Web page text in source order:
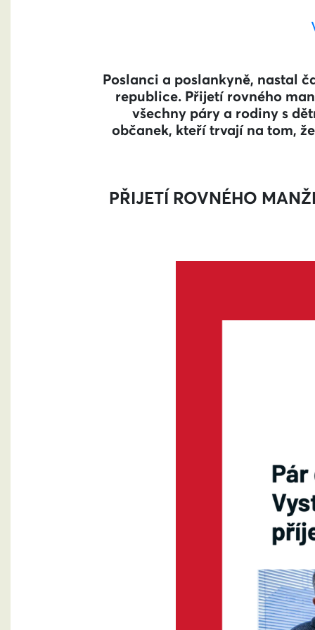
Poslanci a poslankyně, nastal
republice. Přijetí rovného
všechny páry a rodiny s
občanek, kteří trvají na tom,
PŘIJETÍ ROVNÉHO